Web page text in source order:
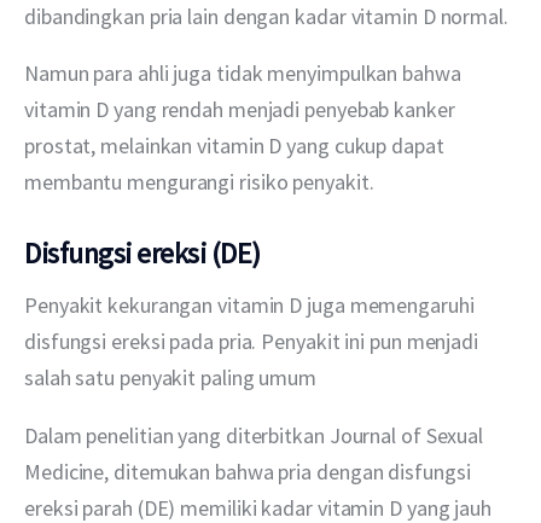
dibandingkan pria lain dengan kadar vitamin D normal.
Namun para ahli juga tidak menyimpulkan bahwa
vitamin D yang rendah menjadi penyebab kanker
prostat, melainkan vitamin D yang cukup dapat
membantu mengurangi risiko penyakit.
Disfungsi ereksi (DE)
Penyakit kekurangan vitamin D juga memengaruhi
disfungsi ereksi pada pria. Penyakit ini pun menjadi
salah satu penyakit paling umum
Dalam penelitian yang diterbitkan Journal of Sexual
Medicine, ditemukan bahwa pria dengan disfungsi
ereksi parah (DE) memiliki kadar vitamin D yang jauh